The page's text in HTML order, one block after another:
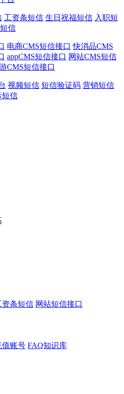
工资条短信 生日祝福短信 入职短
信
电商CMS短信接口 快消品CMS
appCMS短信接口 网站CMS短信
CMS短信接口
视频短信 短信验证码 营销短信
短信
资条短信 网站短信接口
值账号 FAQ知识库